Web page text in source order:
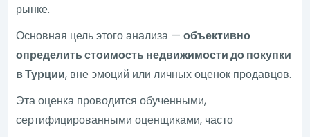
рынке.
Основная цель этого анализа —объективно
определить стоимость недвижимости до покупки
в Турции, вне эмоций или личных оценок продавцов.
Эта оценка проводится обученными,
сертифицированными оценщиками, часто